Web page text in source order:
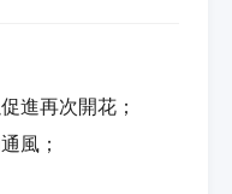
進再次開花；
風；